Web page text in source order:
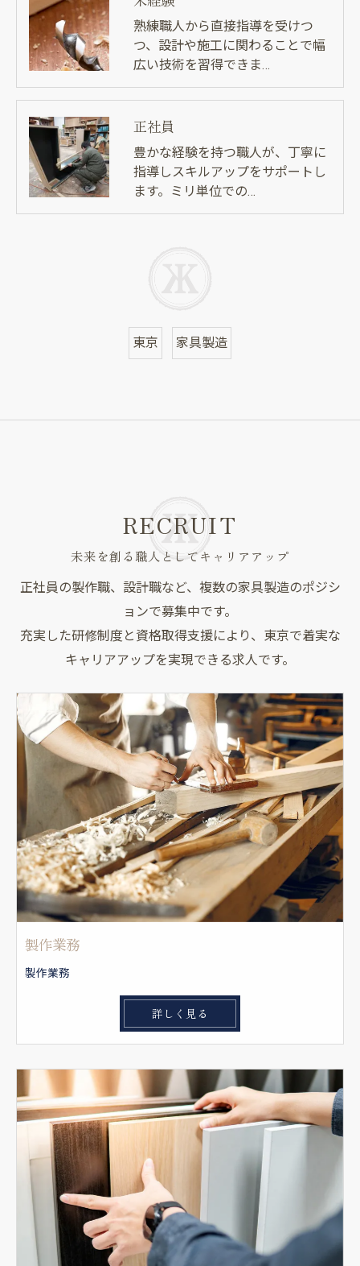
熟練職人から直接指導を受けつ
つ、設計や施工に関わることで幅
広い技術を習得できま…
正社員
豊かな経験を持つ職人が、丁寧に
指導しスキルアップをサポートし
ます。ミリ単位での…
東京 家具製造
未来を創る職人としてキャリアアップ
RECRUIT
正社員の製作職、設計職など、複数の家具製造のポジシ
ョンで募集中です。
充実した研修制度と資格取得支援により、東京で着実な
キャリアアップを実現できる求人です。
製作業務
製作業務
詳しく見る